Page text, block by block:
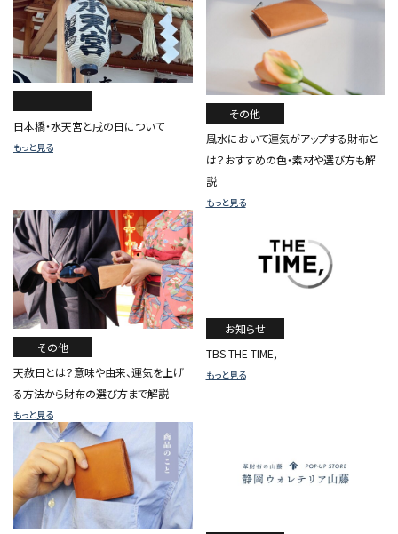
日本橋・水天宮と戌の日について
もっと見る
その他
風水において運気がアップする財布と
は？おすすめの色・素材や選び方も解
説
もっと見る
その他
天赦日とは？意味や由来、運気を上げ
る方法から財布の選び方まで解説
もっと見る
お知らせ
TBS THE TIME,
もっと見る